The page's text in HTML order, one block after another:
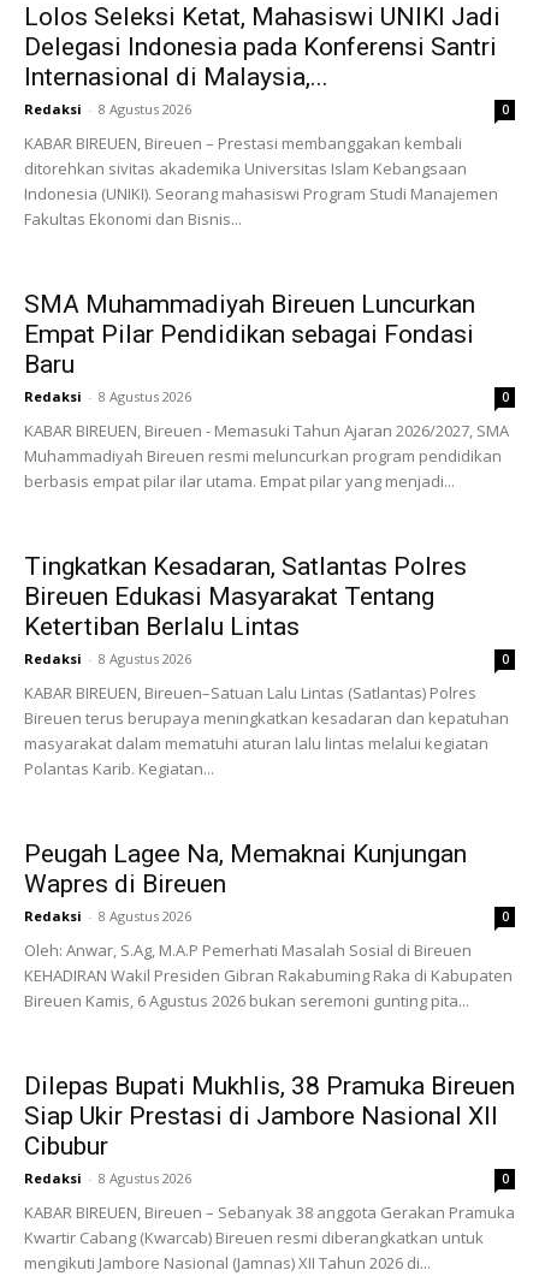
Lolos Seleksi Ketat, Mahasiswi UNIKI Jadi
Delegasi Indonesia pada Konferensi Santri
Internasional di Malaysia,...
Redaksi - 8 Agustus 2026 0
KABAR BIREUEN, Bireuen – Prestasi membanggakan kembali
ditorehkan sivitas akademika Universitas Islam Kebangsaan
Indonesia (UNIKI). Seorang mahasiswi Program Studi Manajemen
Fakultas Ekonomi dan Bisnis...
SMA Muhammadiyah Bireuen Luncurkan
Empat Pilar Pendidikan sebagai Fondasi
Baru
Redaksi - 8 Agustus 2026 0
KABAR BIREUEN, Bireuen - Memasuki Tahun Ajaran 2026/2027, SMA
Muhammadiyah Bireuen resmi meluncurkan program pendidikan
berbasis empat pilar ilar utama. Empat pilar yang menjadi...
Tingkatkan Kesadaran, Satlantas Polres
Bireuen Edukasi Masyarakat Tentang
Ketertiban Berlalu Lintas
Redaksi - 8 Agustus 2026 0
KABAR BIREUEN, Bireuen–Satuan Lalu Lintas (Satlantas) Polres
Bireuen terus berupaya meningkatkan kesadaran dan kepatuhan
masyarakat dalam mematuhi aturan lalu lintas melalui kegiatan
Polantas Karib. Kegiatan...
Peugah Lagee Na, Memaknai Kunjungan
Wapres di Bireuen
Redaksi - 8 Agustus 2026 0
Oleh: Anwar, S.Ag, M.A.P Pemerhati Masalah Sosial di Bireuen
KEHADIRAN Wakil Presiden Gibran Rakabuming Raka di Kabupaten
Bireuen Kamis, 6 Agustus 2026 bukan seremoni gunting pita...
Dilepas Bupati Mukhlis, 38 Pramuka Bireuen
Siap Ukir Prestasi di Jambore Nasional XII
Cibubur
Redaksi - 8 Agustus 2026 0
KABAR BIREUEN, Bireuen – Sebanyak 38 anggota Gerakan Pramuka
Kwartir Cabang (Kwarcab) Bireuen resmi diberangkatkan untuk
mengikuti Jambore Nasional (Jamnas) XII Tahun 2026 di...